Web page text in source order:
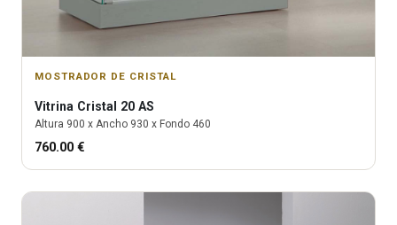
MOSTRADOR DE CRISTAL
Vitrina Cristal 20 AS
Altura 900 x Ancho 930 x Fondo 460
760.00 €